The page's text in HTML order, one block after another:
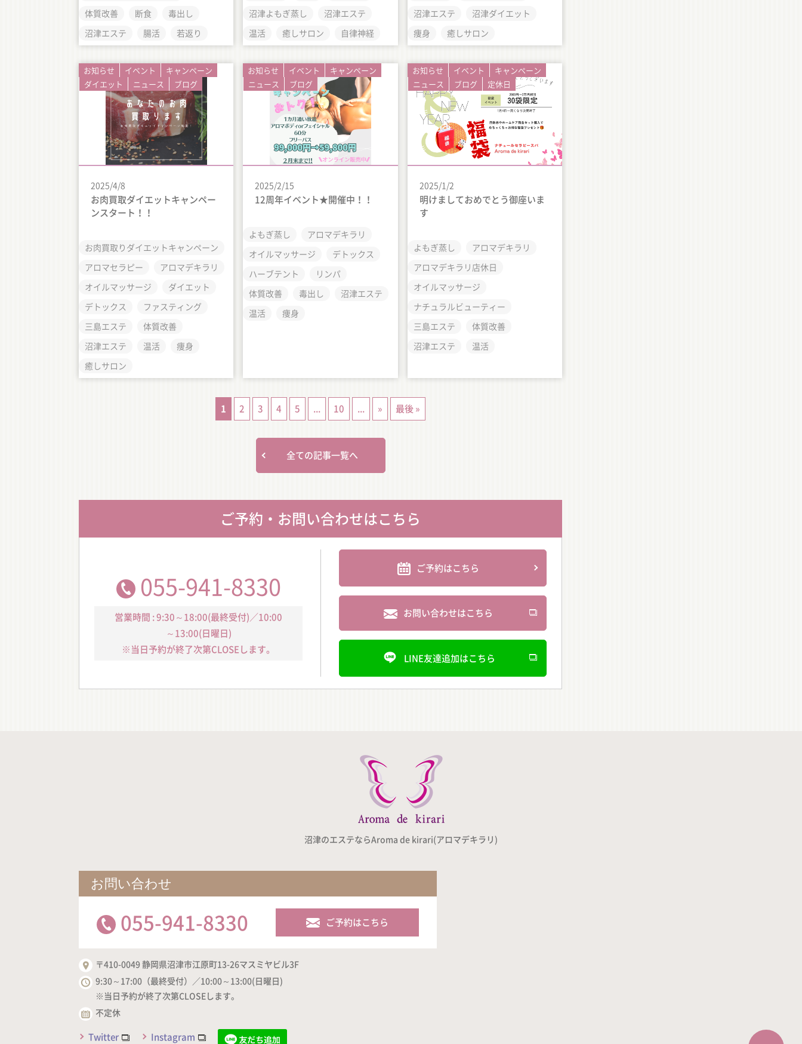
体質改善
断食
毒出し
沼津エステ
腸活 若返り
沼津よもぎ蒸し
沼津エステ
温活
癒しサロン 自律神経
沼津エステ
沼津ダイエット
痩身
癒しサロン
お知らせ イベント
キャンペーン
ダイエット
ニュース ブログ
2025/4/8
お肉買取ダイエットキャンペー
ンスタート！！
お肉買取りダイエットキャンペーン
アロマセラピー
アロマデキラリ
オイルマッサージ
ダイエット
デトックス
ファスティング
三島エステ
体質改善
沼津エステ
温活
痩身
癒しサロン
お知らせ イベント
キャンペーン
ニュース
ブログ
2025/2/15
12周年イベント★開催中！！
よもぎ蒸し
アロマデキラリ
オイルマッサージ
デトックス
ハーブテント
リンパ
体質改善
毒出し
沼津エステ
温活
痩身
お知らせ イベント
キャンペーン
ニュース
ブログ 定休日
2025/1/2
明けましておめでとう御座いま
す
よもぎ蒸し
アロマデキラリ
アロマデキラリ店休日
オイルマッサージ
ナチュラルビューティー
三島エステ
体質改善
沼津エステ
温活
1 2 3 4 5 ... 10 ... » 最後 »
全ての記事一覧へ
ご予約・お問い合わせはこちら
055-941-8330
営業時間 : 9:30～18:00(最終受付)／10:00
～13:00(日曜日)
※当日予約が終了次第CLOSEします。
ご予約はこちら
お問い合わせはこちら
LINE友達追加はこちら
沼津のエステならAroma de kirari(アロマデキラリ)
お問い合わせ
055-941-8330 ご予約はこちら
〒410-0049 静岡県沼津市江原町13-26マスミヤビル3F
9:30～17:00（最終受付）／10:00～13:00(日曜日)
※当日予約が終了次第CLOSEします。
不定休
Twitter Instagram